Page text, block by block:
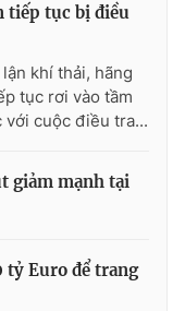
Việt
bằng AI
tiếp tục bị điều
khí thải, hãng
tục rơi vào tầm
với cuộc điều tra...
giảm mạnh tại
tỷ Euro để trang